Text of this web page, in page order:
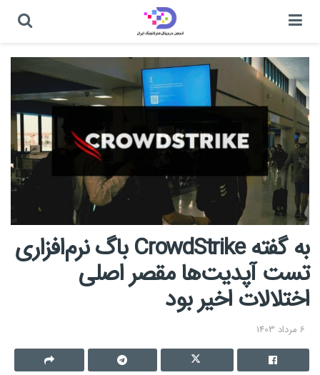
به گفته CrowdStrike باگ نرم‌افزاری
تست آپدیت‌ها مقصر اصلی
اختلالات اخیر بود
6 مرداد 1403